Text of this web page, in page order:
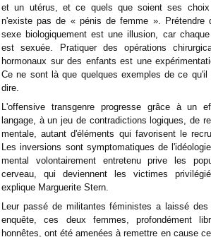
et un utérus, et ce quels que soient ses choix
n'existe pas de « pénis de femme ». Prétendre
sexe biologiquement est une illusion, car
est sexuée. Pratiquer des opérations
hormonaux sur des enfants est une
Ce ne sont là que quelques exemples de ce
dire.
L'offensive transgenre progresse grâce à un
langage, à un jeu de contradictions logiques, de
mentale, autant d'éléments qui favorisent le
Les inversions sont symptomatiques de
mental volontairement entretenu prive les
cerveau, qui deviennent les victimes
explique Marguerite Stern.
Leur passé de militantes féministes a laissé
enquête, ces deux femmes, profondément
honnêtes, ont été amenées à remettre en cause